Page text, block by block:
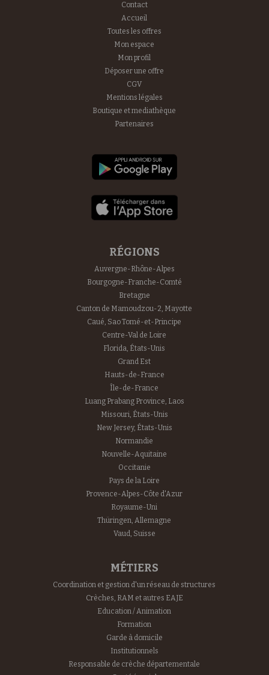
Contact
Accueil
Toutes les offres
Mon espace
Mon profil
Déposer une offre
CGV
Mentions légales
Boutique et mediathèque
Partenaires
RÉGIONS
Auvergne-Rhône-Alpes
Bourgogne-Franche-Comté
Bretagne
Canton de Mamoudzou-2, Mayotte
Caué, Sao Tomé-et-Principe
Centre-Val de Loire
Florida, États-Unis
Grand Est
Hauts-de-France
Île-de-France
Luang Prabang Province, Laos
Missouri, États-Unis
New Jersey, États-Unis
Normandie
Nouvelle-Aquitaine
Occitanie
Pays de la Loire
Provence-Alpes-Côte d'Azur
Royaume-Uni
Thüringen, Allemagne
Vaud, Suisse
MÉTIERS
Coordination et gestion d'un réseau de structures
Crèches, RAM et autres EAJE
Education / Animation
Formation
Garde à domicile
Institutionnels
Responsable de crèche départementale